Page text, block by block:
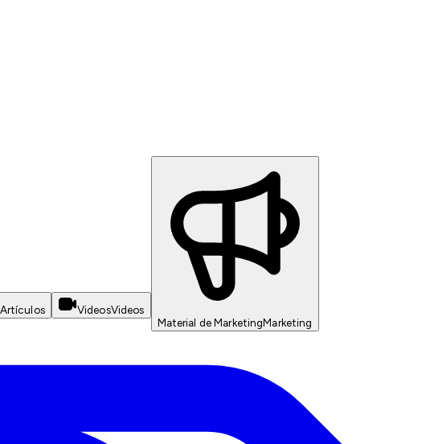
Artículos VideosVideos
Material de MarketingMarketing